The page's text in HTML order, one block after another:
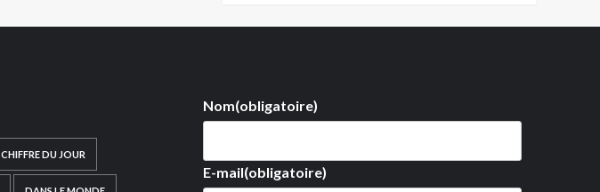
CHIFFRE DU JOUR
Nom(obligatoire)
E-mail(obligatoire)